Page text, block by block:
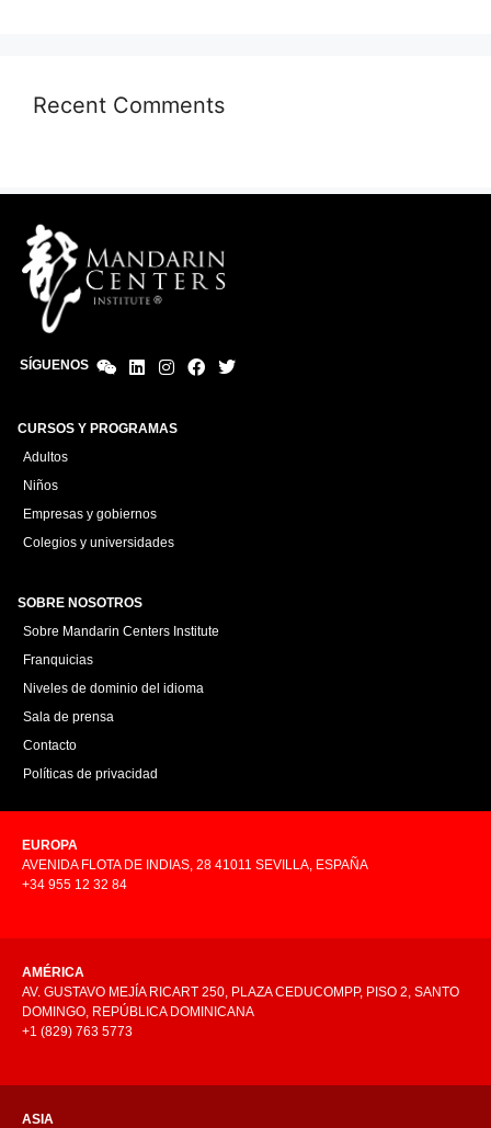
Recent Comments
SÍGUENOS
CURSOS Y PROGRAMAS
Adultos
Niños
Empresas y gobiernos
Colegios y universidades
SOBRE NOSOTROS
Sobre Mandarin Centers Institute
Franquicias
Niveles de dominio del idioma
Sala de prensa
Contacto
Políticas de privacidad
EUROPA
AVENIDA FLOTA DE INDIAS, 28 41011 SEVILLA, ESPAÑA
+34 955 12 32 84
AMÉRICA
AV. GUSTAVO MEJÍA RICART 250, PLAZA CEDUCOMPP, PISO 2, SANTO
DOMINGO, REPÚBLICA DOMINICANA
+1 (829) 763 5773
ASIA